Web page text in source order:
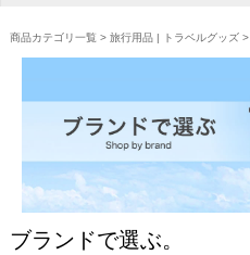
商品カテゴリ一覧 > 旅行用品 | トラベルグッズ>
ブランドで選ぶ。